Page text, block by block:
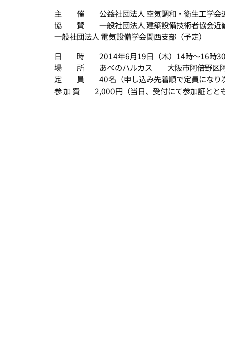
主 催 公益社団法人 空気調和・衛生工学会
協 賛 一般社団法人 建築設備技術者協会近
一般社団法人 電気設備学会関西支部（予定）
日 時 2014年6月19日（木）14時～16時
場 所 あべのハルカス 大阪市阿倍野区阿
定 員 40名（申し込み先着順で定員になり
参 加 費 2,000円（当日、受付にて参加証とと